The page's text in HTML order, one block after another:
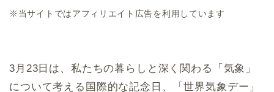
※当サイトではアフィリエイト広告を利用しています
3月23日は、私たちの暮らしと深く関わる「気象」
について考える国際的な記念日、「世界気象デー」